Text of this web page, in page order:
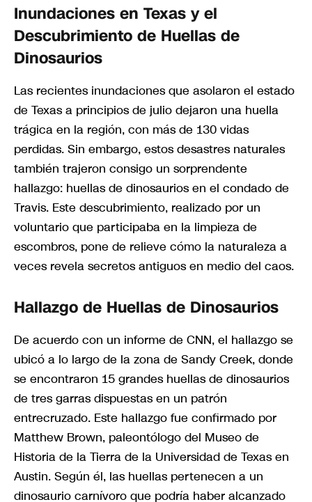
Inundaciones en Texas y el
Descubrimiento de Huellas de
Dinosaurios
Las recientes inundaciones que asolaron el estado
de Texas a principios de julio dejaron una huella
trágica en la región, con más de 130 vidas
perdidas. Sin embargo, estos desastres naturales
también trajeron consigo un sorprendente
hallazgo: huellas de dinosaurios en el condado de
Travis. Este descubrimiento, realizado por un
voluntario que participaba en la limpieza de
escombros, pone de relieve cómo la naturaleza a
veces revela secretos antiguos en medio del caos.
Hallazgo de Huellas de Dinosaurios
De acuerdo con un informe de CNN, el hallazgo se
ubicó a lo largo de la zona de Sandy Creek, donde
se encontraron 15 grandes huellas de dinosaurios
de tres garras dispuestas en un patrón
entrecruzado. Este hallazgo fue confirmado por
Matthew Brown, paleontólogo del Museo de
Historia de la Tierra de la Universidad de Texas en
Austin. Según él, las huellas pertenecen a un
dinosaurio carnívoro que podría haber alcanzado